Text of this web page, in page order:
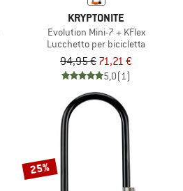
KRYPTONITE
Evolution Mini-7 + KFlex
Lucchetto per bicicletta
94,95 € 71,21 €
5,0(1)
25%